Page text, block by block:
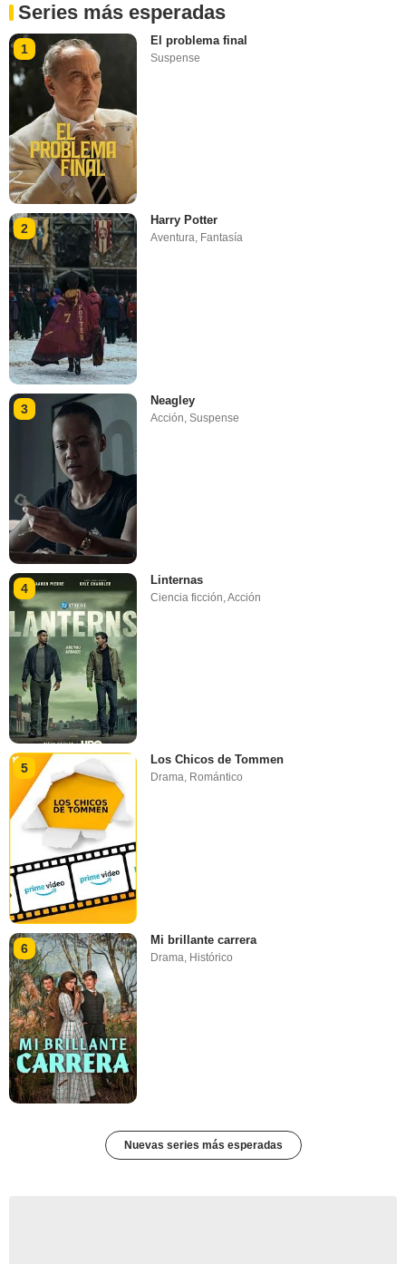
Series más esperadas
1
El problema final
Suspense
2
Harry Potter
Aventura, Fantasía
3
Neagley
Acción ,Suspense
4
Linternas
Ciencia ficción,Acción
5
Los Chicos de Tommen
Drama, Romántico
6
Mi brillante carrera
Drama Histórico
Nuevas series más esperadas